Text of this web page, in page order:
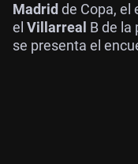
Madrid de Copa, el
el Villarreal B de la
se presenta el